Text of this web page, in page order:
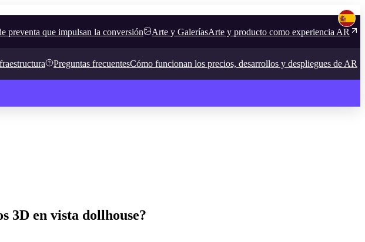
preventa que impulsan la conversión Arte y GaleríasArte y producto como experiencia AR
Preguntas frecuentesCómo funcionan los precios, desarrollos y despliegues de AR
3D en vista dollhouse?